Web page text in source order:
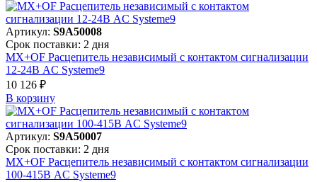
Артикул: S9A50008
Срок поставки: 2 дня
MX+OF Расцепитель независимый с контактом сигнализации
12-24В AC Systeme9
10 126 ₽
В корзинy
Артикул: S9A50007
Срок поставки: 2 дня
MX+OF Расцепитель независимый с контактом сигнализации
100-415В AC Systeme9